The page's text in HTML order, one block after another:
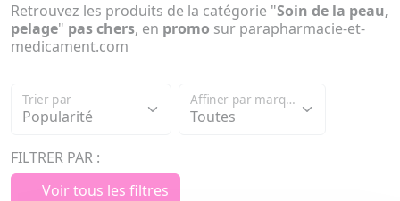
Retrouvez les produits de la catégorie "Soin de la peau,
pelage" pas chers, en promo sur parapharmacie-et-
medicament.com
Trier par Affiner par marque
FILTRER PAR :
Voir tous les filtres